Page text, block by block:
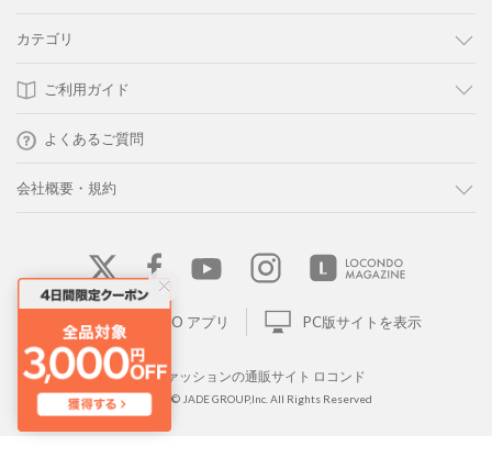
カテゴリ
ご利用ガイド
よくあるご質問
会社概要・規約
LOCONDO アプリ PC版サイトを表示
靴とファッションの通販サイト ロコンド
Copyright © JADE GROUP,Inc. All Rights Reserved